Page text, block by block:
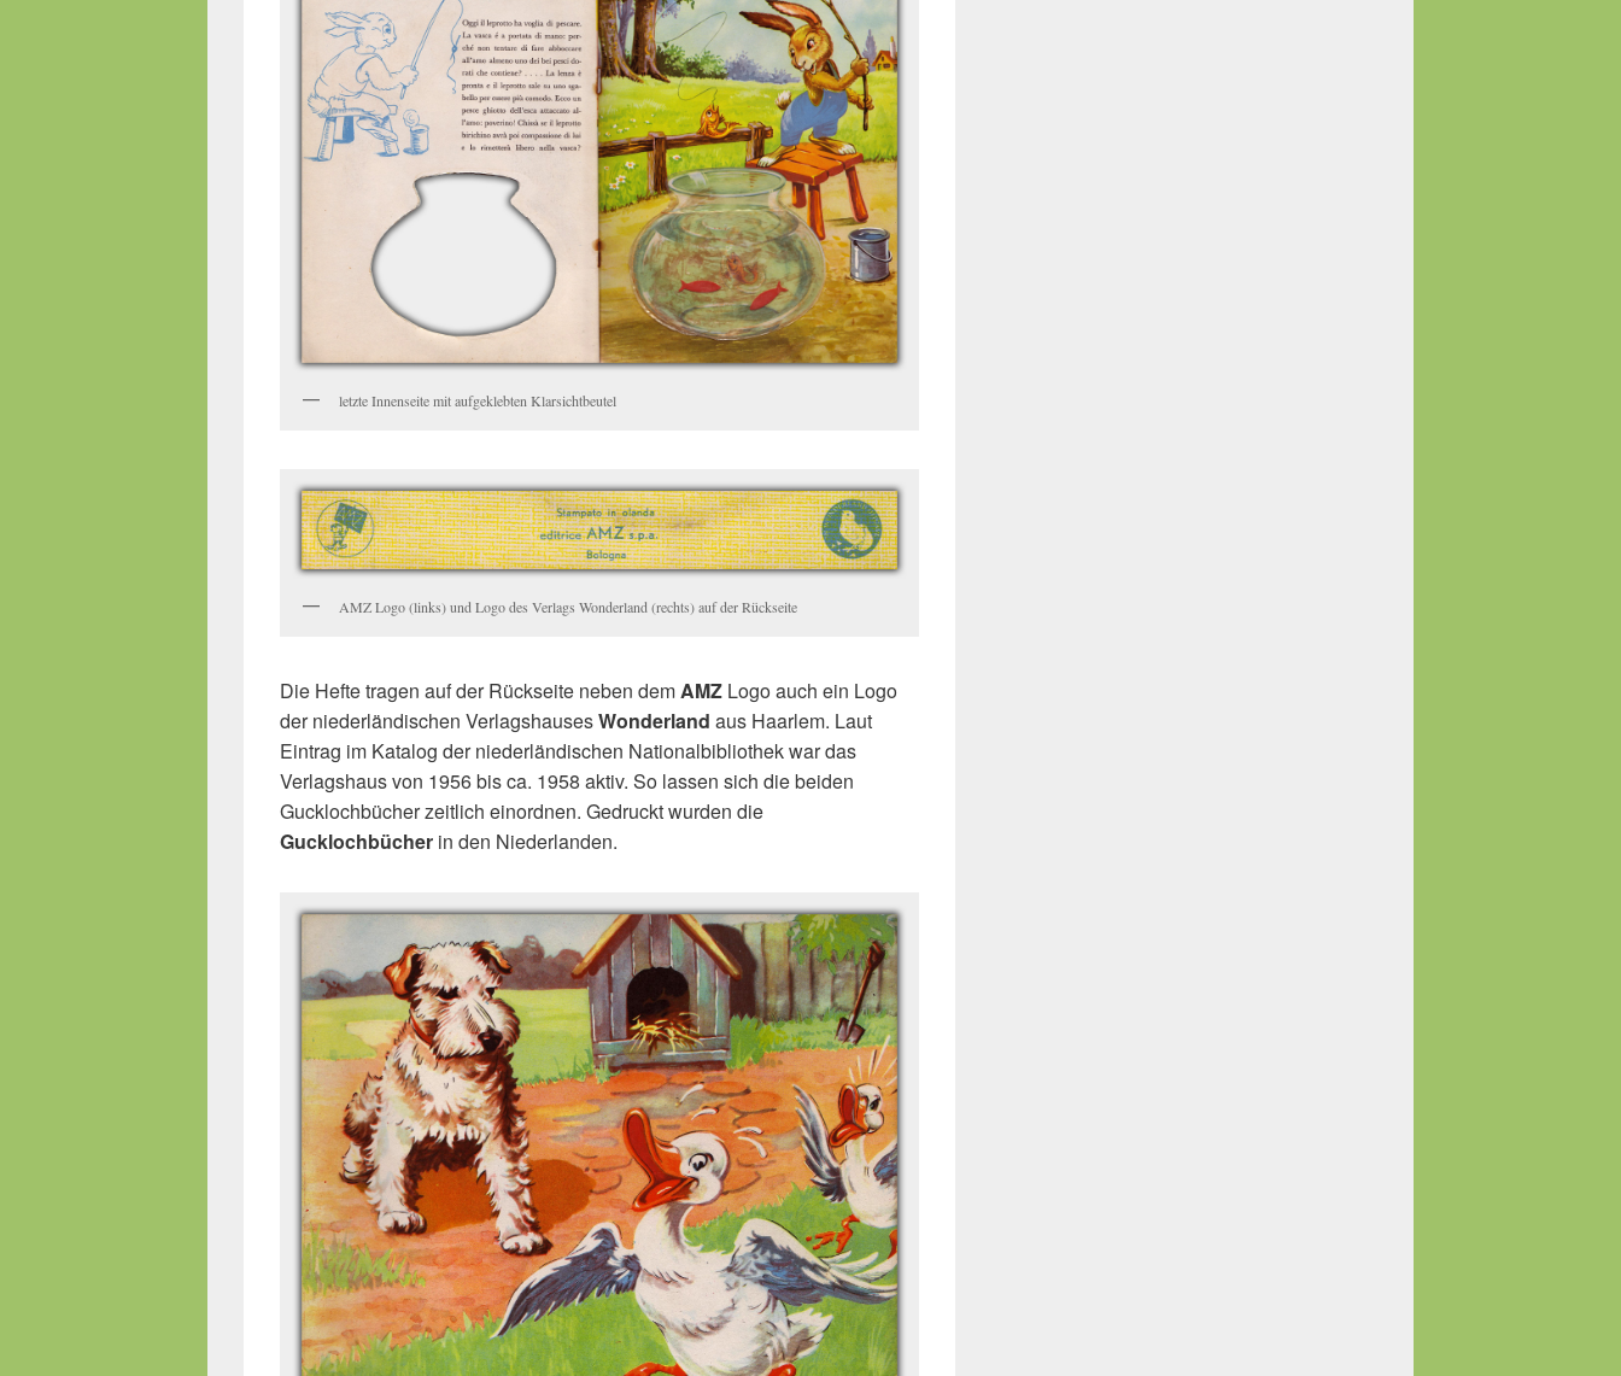
letzte Innenseite mit aufgeklebten Klarsichtbeutel
AMZ Logo (links) und Logo des Verlags Wonderland (rechts) auf der Rückseite
Die Hefte tragen auf der Rückseite neben demAMZ Logo auch ein Logo
der niederländischen VerlagshausesWonderland aus Haarlem. Laut
Eintrag im Katalog der niederländischen Nationalbibliothek war das
Verlagshaus von 1956 bis ca. 1958 aktiv. So lassen sich die beiden
Gucklochbücher zeitlich einordnen. Gedruckt wurden die
Gucklochbücher in den Niederlanden.